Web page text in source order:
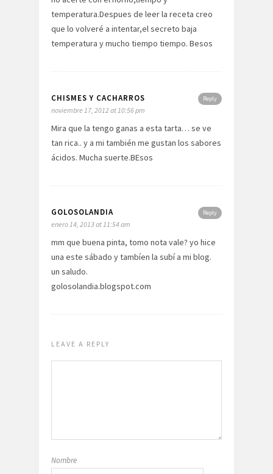
temperatura.Despues de leer la receta creo
que lo volveré a intentar,el secreto baja
temperatura y mucho tiempo tiempo. Besos
Reply
CHISMES Y CACHARROS
noviembre 17, 2012 at 10:56 pm
Mira que la tengo ganas a esta tarta… se ve
tan rica.. y a mi también me gustan los sabores
ácidos. Mucha suerte.BEsos
Reply
GOLOSOLANDIA
enero 14, 2013 at 11:54 am
mm que buena pinta, tomo nota vale? yo hice
una este sábado y tambíen la subí a mi blog.
un saludo.
golosolandia.blogspot.com
LEAVE A REPLY
Nombre